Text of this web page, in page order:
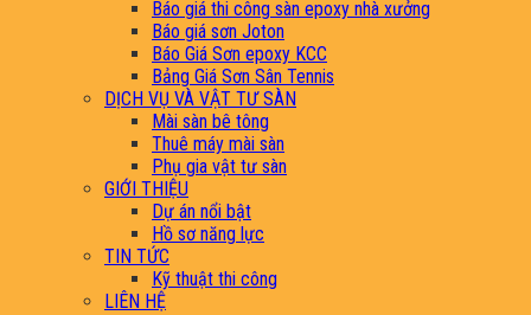
Báo giá thi công sàn epoxy nhà xưởng
Báo giá sơn Joton
Báo Giá Sơn epoxy KCC
Bảng Giá Sơn Sân Tennis
DỊCH VỤ VÀ VẬT TƯ SÀN
Mài sàn bê tông
Thuê máy mài sàn
Phụ gia vật tư sàn
GIỚI THIỆU
Dự án nổi bật
Hồ sơ năng lực
TIN TỨC
Kỹ thuật thi công
LIÊN HỆ